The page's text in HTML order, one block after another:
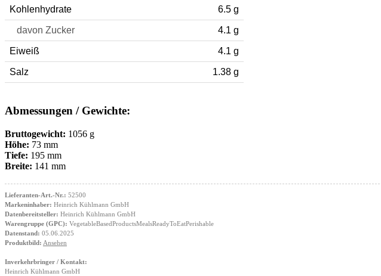
Kohlenhydrate 6.5 g
davon Zucker 4.1 g
Eiweiß 4.1 g
Salz 1.38 g
Abmessungen / Gewichte:
Bruttogewicht: 1056 g
Höhe: 73 mm
Tiefe: 195 mm
Breite: 141 mm
Lieferanten-Art.-Nr.: 52500
Markeninhaber: Heinrich Kühlmann GmbH
Datenbereitsteller: Heinrich Kühlmann GmbH
Warengruppe (GPC): VegetableBasedProductsMealsReadyToEatPerishable
Datenstand: 05.06.2025
Produktbild: Ansehen
Inverkehrbringer / Kontakt:
Heinrich Kühlmann GmbH